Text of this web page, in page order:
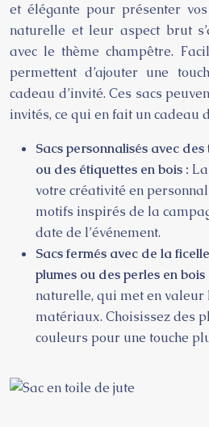
et élégante pour présenter
naturelle et leur aspect brut
avec le thème champêtre.
permettent d’ajouter une
cadeau d’invité. Ces sacs
invités, ce qui en fait un cadeau
Sacs personnalisés avec
ou des étiquettes en bois :
votre créativité en
motifs inspirés de la
date de l’événement.
Sacs fermés avec de la
plumes ou des perles en bois
naturelle, qui met en
matériaux. Choisissez des
couleurs pour une touche